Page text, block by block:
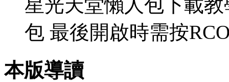
星光天堂懶人包下載
包 最後開啟時需按
本版導讀